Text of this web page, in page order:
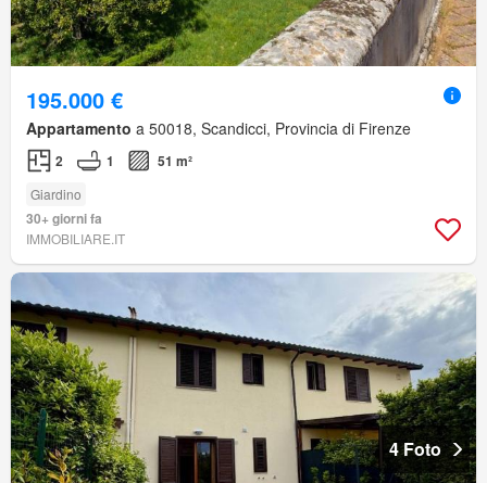
195.000 €
Appartamento a 50018, Scandicci, Provincia di Firenze
2 1 51 m²
Giardino
30+ giorni fa
IMMOBILIARE.IT
4 Foto